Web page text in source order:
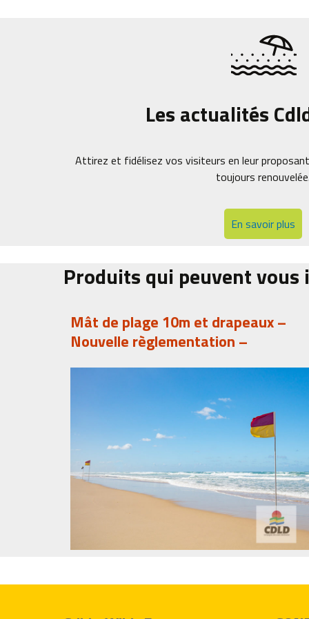
Les actualités
Attirez et fidélisez vos visiteurs en leur
toujours
En savoir plus
Produits qui peuvent vous
Mât de plage 10m et drapeaux –
Nouvelle règlementation –